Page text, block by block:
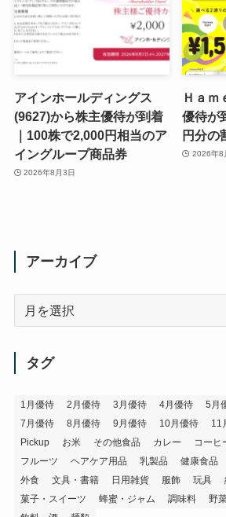
アインホールディングス
(9627)から株主優待が到着
｜100株で2,000円相当のア
イングループ商品券
2026年8月3日
Ｈａｍ
優待が
円分の
2026年8
アーカイブ
タグ
1月優待 2月優待 3月優待 4月優待 5月
7月優待
8月優待 9月優待 10月優待 11
Pickup
お米 その他食品 カレー コーヒ
フルーツ
ヘアケア用品 乳製品 健康食品
外食
文具・書籍 日用雑貨 服飾 玩具
菓子・スイーツ
蜂蜜・ジャム 調味料 野